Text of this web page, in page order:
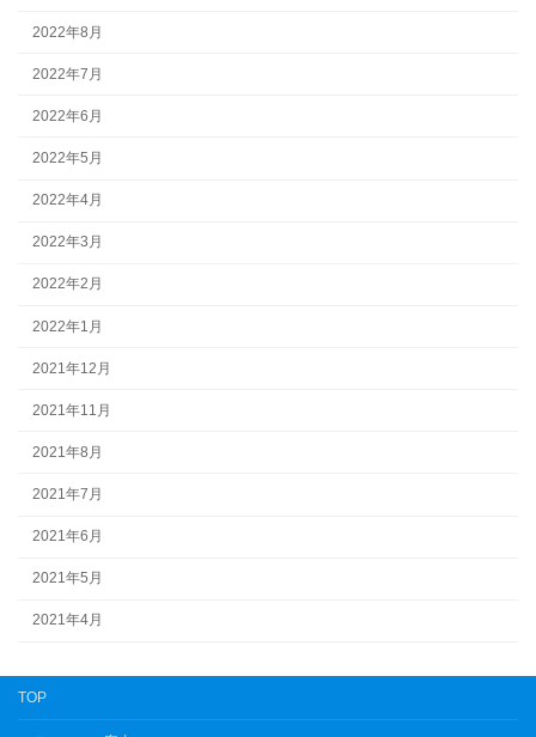
2022年8月
2022年7月
2022年6月
2022年5月
2022年4月
2022年3月
2022年2月
2022年1月
2021年12月
2021年11月
2021年8月
2021年7月
2021年6月
2021年5月
2021年4月
TOP